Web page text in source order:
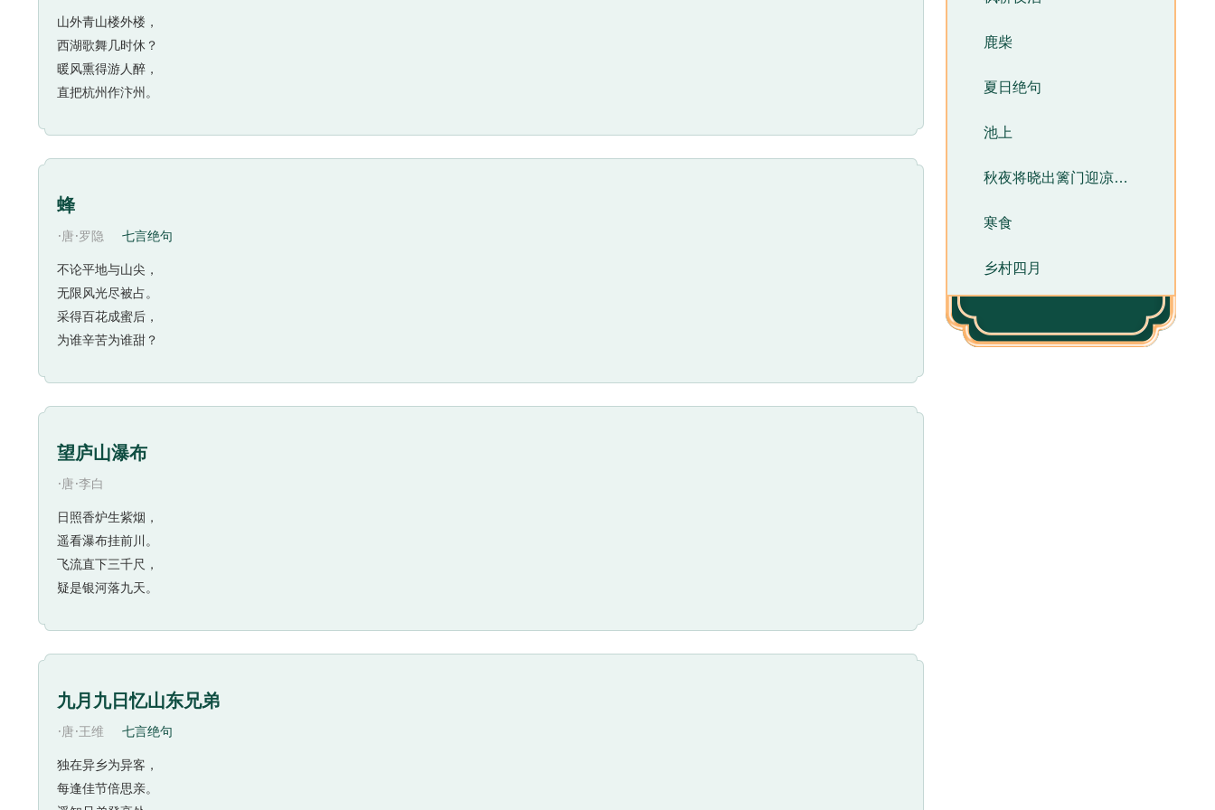
情，都得到了完美的表现。
山外青山楼外楼，
西湖歌舞几时休？
暖风熏得游人醉，
直把杭州作汴州。
蜂
·唐·罗隐 七言绝句
不论平地与山尖，
无限风光尽被占。
采得百花成蜜后，
为谁辛苦为谁甜？
望庐山瀑布
·唐·李白
日照香炉生紫烟，
遥看瀑布挂前川。
飞流直下三千尺，
疑是银河落九天。
九月九日忆山东兄弟
·唐·王维 七言绝句
独在异乡为异客，
每逢佳节倍思亲。
鹿柴
夏日绝句
池上
秋夜将晓出篱门迎凉有感
寒食
乡村四月